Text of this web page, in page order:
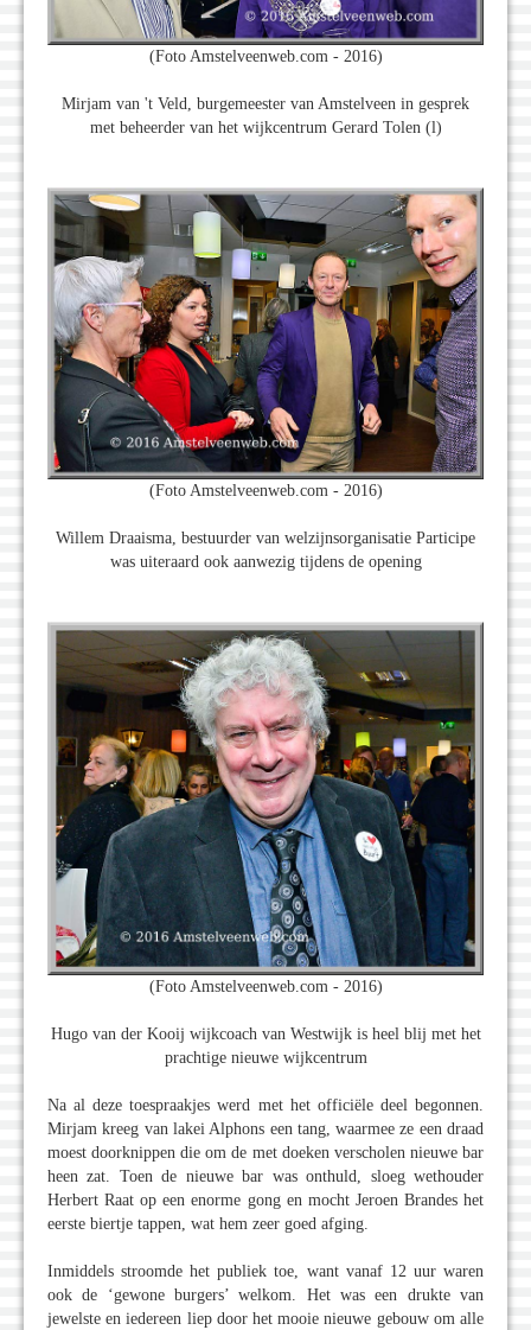
(Foto Amstelveenweb.com - 2016)
Mirjam van 't Veld, burgemeester van Amstelveen in gesprek
met beheerder van het wijkcentrum Gerard Tolen (l)
(Foto Amstelveenweb.com - 2016)
Willem Draaisma, bestuurder van welzijnsorganisatie Participe
was uiteraard ook aanwezig tijdens de opening
(Foto Amstelveenweb.com - 2016)
Hugo van der Kooij wijkcoach van Westwijk is heel blij met het
prachtige nieuwe wijkcentrum
Na al deze toespraakjes werd met het officiële deel begonnen.
Mirjam kreeg van lakei Alphons een tang, waarmee ze een draad
moest doorknippen die om de met doeken verscholen nieuwe bar
heen zat. Toen de nieuwe bar was onthuld, sloeg wethouder
Herbert Raat op een enorme gong en mocht Jeroen Brandes het
eerste biertje tappen, wat hem zeer goed afging.
Inmiddels stroomde het publiek toe, want vanaf 12 uur waren
ook de ‘gewone burgers’ welkom. Het was een drukte van
jewelste en iedereen liep door het mooie nieuwe gebouw om alle